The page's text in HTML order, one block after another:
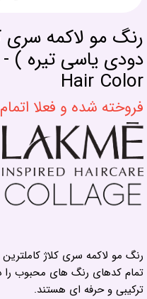
Hair Color
فروخته شده و فعلا
رنگ مو لاکمه سری کلاژ
تمام کدهای رنگ های محبوب را
ترکیبی و حرفه ای هستند.